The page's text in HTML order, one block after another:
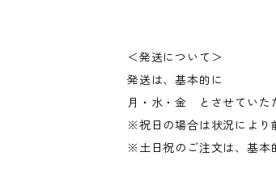
＜発送について＞
発送は、基本的に
月・水・金 とさせていた
※祝日の場合は状況により
※土日祝のご注文は、基本